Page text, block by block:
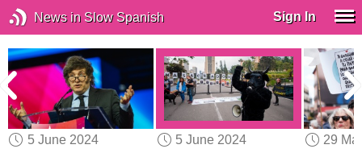
News in Slow Spanish Sign In
5 June 2024
5 June 2024
29